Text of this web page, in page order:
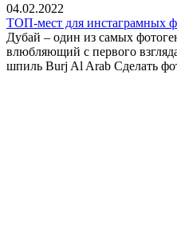
04.02.2022
ТОП-мест для инстаграмных
Дубай – один из самых
влюбляющий с первого
шпиль Burj Al Arab Сделать